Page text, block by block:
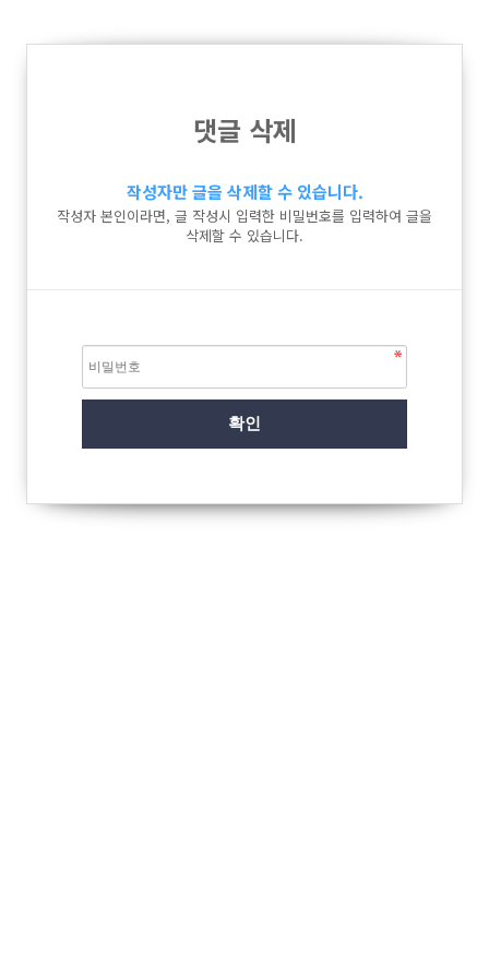
댓글 삭제
작성자만 글을 삭제할 수 있습니다.
작성자 본인이라면, 글 작성시 입력한 비밀번호를 입력하여 글을
삭제할 수 있습니다.